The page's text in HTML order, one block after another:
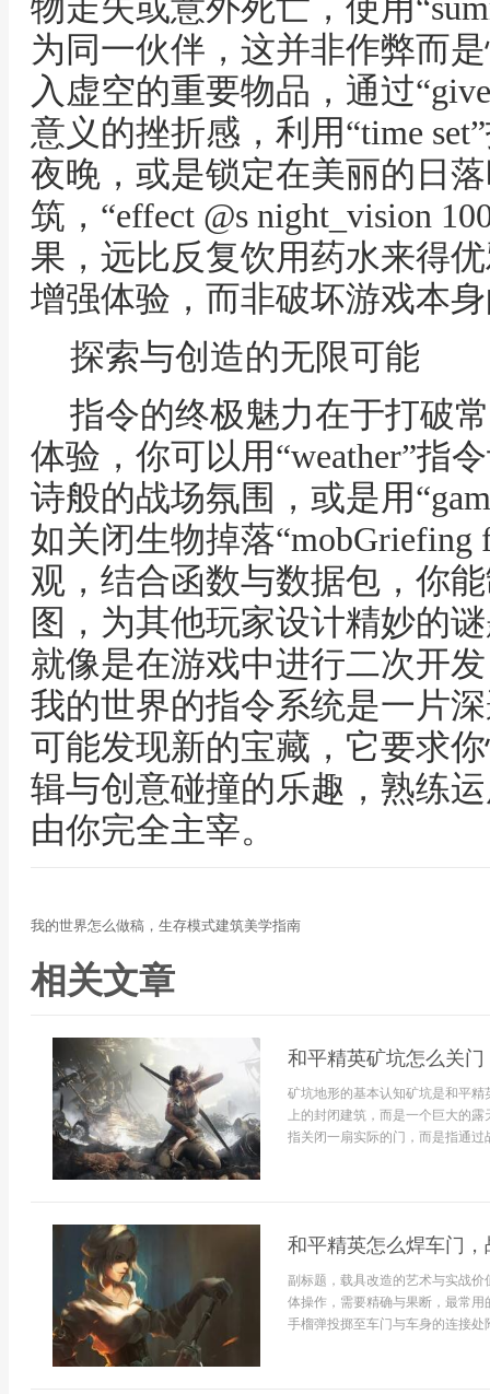
为同一伙伴，这并非作弊而
入虚空的重要物品，通过
意义的挫折感，利用“time
夜晚，或是锁定在美丽的日
筑，“effect @s night_vision
果，远比反复饮用药水来得
增强体验，而非破坏游戏本
探索与创造的无限可能
指令的终极魅力在于打破
体验，你可以用“weather”指
诗般的战场氛围，或是用
如关闭生物掉落“mobGriefing
观，结合函数与数据包，你
图，为其他玩家设计精妙的
就像是在游戏中进行二次开
我的世界的指令系统是一片
可能发现新的宝藏，它要求
辑与创意碰撞的乐趣，熟练
由你完全主宰。
我的世界怎么做稿，生存模式建筑美学指南
相关文章
和平精英矿坑怎么关
矿坑地形的基本认知矿坑是和平
上的封闭建筑，而是一个巨大的
指关闭一扇实际的门，而是指通
和平精英怎么焊车门
副标题，载具改造的艺术与实战
体操作，需要精确与果断，最常
手榴弹投掷至车门与车身的连接